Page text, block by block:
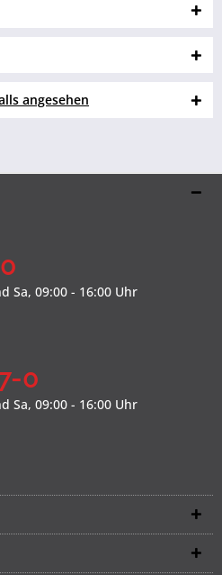
angesehen
Sa, 09:00 - 16:00 Uhr
0
Sa, 09:00 - 16:00 Uhr